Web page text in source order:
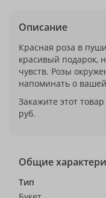
Описание
Красная роза в
красивый подарок,
чувств. Розы
напоминать о
Закажите этот
руб.
Общие
Тип